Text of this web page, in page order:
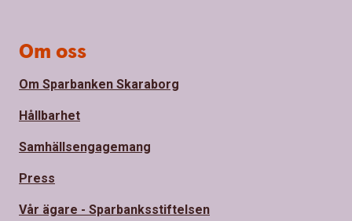
Om oss
Om Sparbanken Skaraborg
Hållbarhet
Samhällsengagemang
Press
Vår ägare - Sparbanksstiftelsen